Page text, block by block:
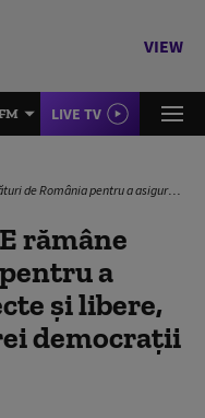
VIEW
LIVE TV
alegeri corecte și libere, fundamentul oricărei democrații solide
rămâne
a
și libere,
democrații